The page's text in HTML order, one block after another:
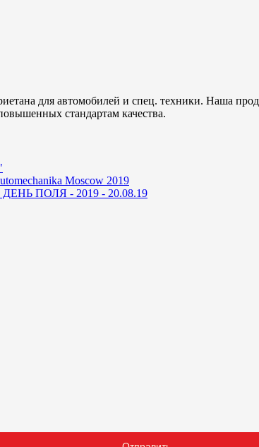
для автомобилей и спец. техники. Наша
стандартам качества.
Moscow 2019
ПОЛЯ - 2019 - 20.08.19